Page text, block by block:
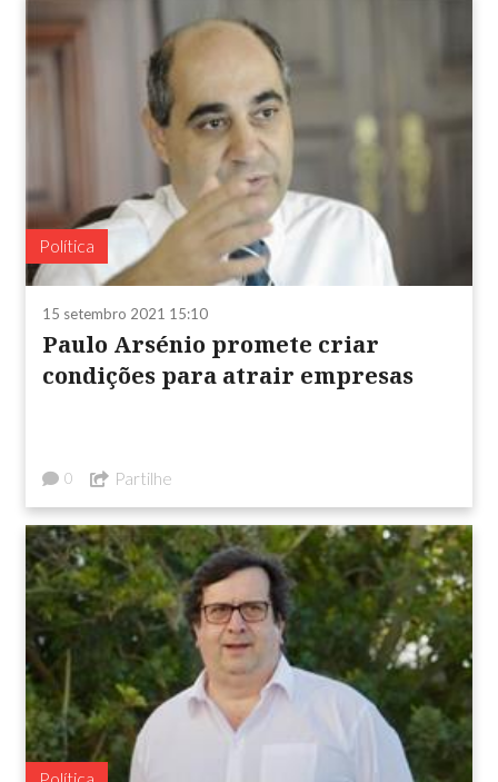
Política
15 setembro 2021 15:10
Paulo Arsénio promete criar
condições para atrair empresas
0 Partilhe